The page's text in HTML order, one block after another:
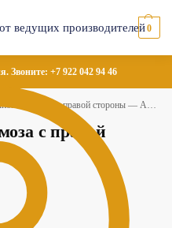
0
Звоните: +7 922 042 94 46
тормоза с правой стороны — AM137454
с правой